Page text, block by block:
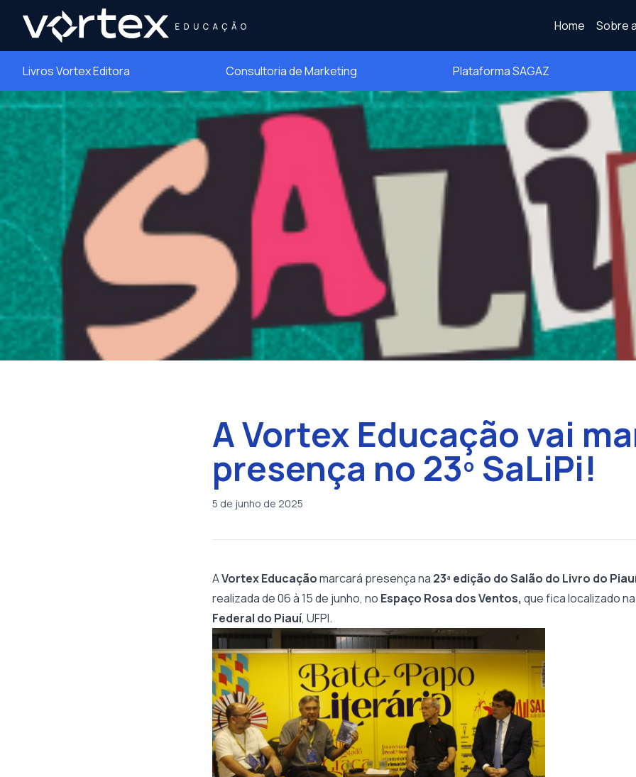
Home Sobre
Livros Vortex Editora Consultoria de Marketing Plataforma SAGAZ
A Vortex Educação vai
presença no 23º SaLiPi!
5 de junho de 2025
AVortex Educaçãomarcará presença na 23ª edição do Salão do Livro do
realizada de 06 à 15 de junho, no Espaço Rosa dos Ventos, que fica localizado na
Federal do Piauí, UFPI.